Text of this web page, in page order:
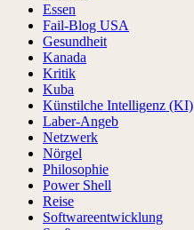
Essen
Fail-Blog USA
Gesundheit
Kanada
Kritik
Kuba
Künstilche Intelligenz (KI)
Laber-Angeb
Netzwerk
Nörgel
Philosophie
Power Shell
Reise
Softwareentwicklung